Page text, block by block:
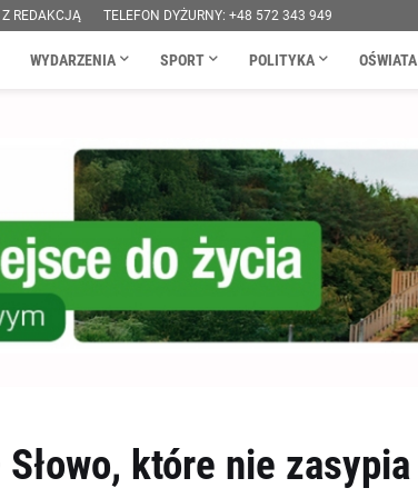
REDAKCJĄ TELEFON DYŻURNY: +48 572 343 949
WYDARZENIA SPORT POLITYKA OŚWIATA
które nie zasypia